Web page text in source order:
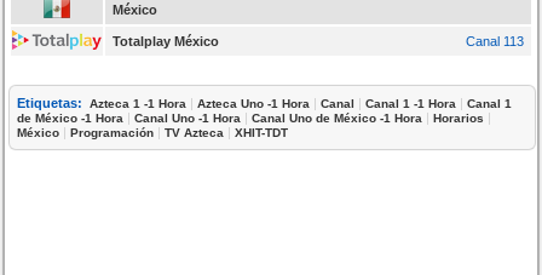
México
Totalplay México Canal 113
Etiquetas: Azteca 1 -1 Hora |Azteca Uno -1 Hora |Canal |Canal 1 -1 Hora |Canal 1
de México -1 Hora |Canal Uno -1 Hora |Canal Uno de México -1 Hora |Horarios |
México |Programación |TV Azteca |XHIT-TDT